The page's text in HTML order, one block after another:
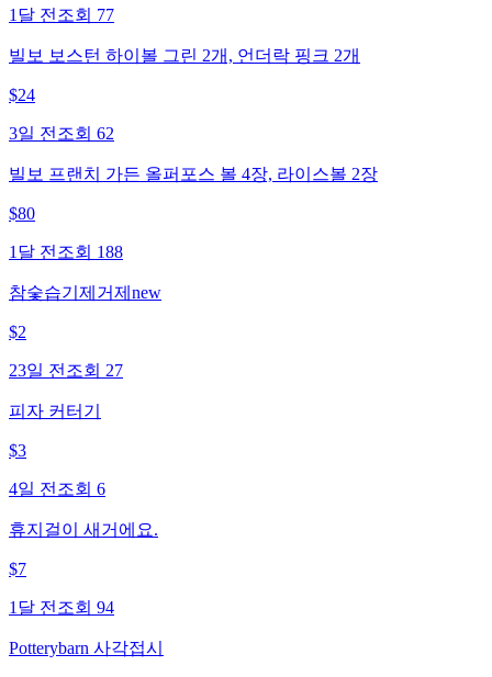
1달 전 조회 77
빌보 보스턴 하이볼 그린 2개, 언더락 핑크 2개
$24
3일 전 조회 62
빌보 프랜치 가든 올퍼포스 볼 4장, 라이스볼 2장
$80
1달 전 조회 188
참숯습기제거제new
$2
23일 전 조회 27
피자 커터기
$3
4일 전 조회 6
휴지걸이 새거에요.
$7
1달 전 조회 94
Potterybarn 사각접시